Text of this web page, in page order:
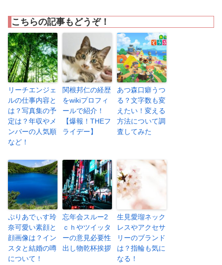
こちらの記事もどうぞ！
リーチエンジェ
ルの仕事内容と
は？写真集の予
定は？年収やメ
ンバーの人気順
など！
関根邦仁の経歴
をwikiプロフィ
ールで紹介！
【爆報！THEフ
ライデー】
あつ森口癖うつ
る？文字数も変
えたい！変える
方法について調
査してみた
ぷりあでぃす玲
奈可愛い素顔と
顔画像は？イン
スタと結婚の噂
について！
忘年会スルー2
ｃｈやツイッタ
ーの意見必要性
出し物乾杯挨拶
生見愛瑠ネック
レスやアクセサ
リーのブランド
は？指輪も気に
なる！